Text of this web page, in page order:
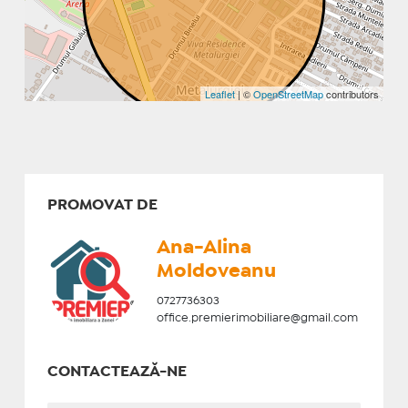
Leaflet | ©OpenStreetMapcontributors
PROMOVAT DE
Ana-Alina
Moldoveanu
0727736303
office.premierimobiliare@gmail.com
CONTACTEAZĂ-NE